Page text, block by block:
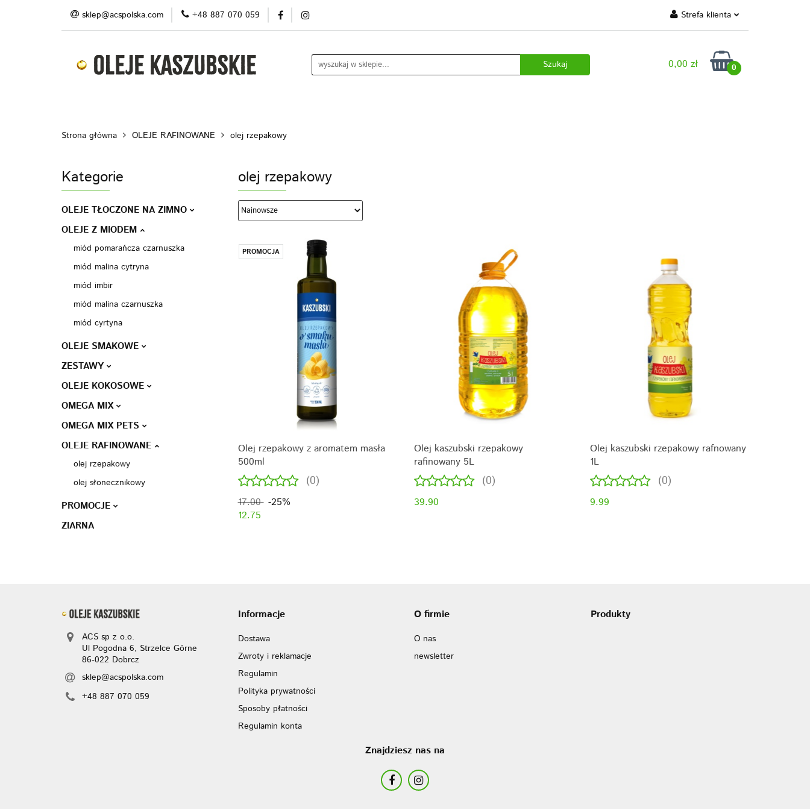
sklep@acspolska.com +48 887 070 059 Strefa klienta
Zaloguj się
Zarejestruj się
0,00 zł 0
Produkty Promocje/ outlet
Blog Do pobrania
Strona główna OLEJE RAFINOWANE olej rzepakowy
Kategorie
OLEJE TŁOCZONE NA ZIMNO
OLEJE Z MIODEM
miód pomarańcza czarnuszka
miód malina cytryna
miód imbir
miód malina czarnuszka
miód cyrtyna
OLEJE SMAKOWE
ZESTAWY
OLEJE KOKOSOWE
OMEGA MIX
OMEGA MIX PETS
OLEJE RAFINOWANE
olej rzepakowy
olej słonecznikowy
PROMOCJE
ZIARNA
olej rzepakowy
PROMOCJA
Olej rzepakowy z aromatem masła
500ml
(0)
17.00 -25%
12.75
Olej kaszubski rzepakowy
rafinowany 5L
(0)
39.90
Olej kaszubski rzepakowy rafnowany
1L
(0)
9.99
ACS sp z o.o.
Ul Pogodna 6, Strzelce Górne
86-022 Dobrcz
sklep@acspolska.com
+48 887 070 059
Informacje
Dostawa
Zwroty i reklamacje
Regulamin
Polityka prywatności
Sposoby płatności
Regulamin konta
O firmie
O nas
newsletter
Produkty
Znajdziesz nas na